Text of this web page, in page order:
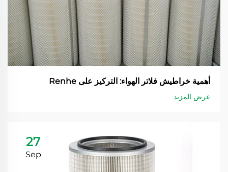
أهمية خراطيش فلاتر الهواء: التركيز على Renhe
عرض المزيد
27
Sep